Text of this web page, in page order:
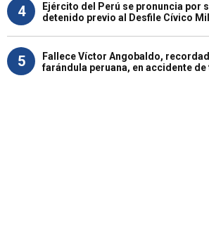
4
Ejército del Perú se pronuncia por
detenido previo al Desfile Cívico
5
Fallece Víctor Angobaldo,
farándula peruana, en accidente